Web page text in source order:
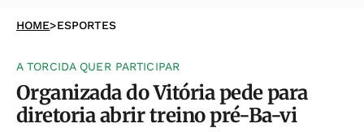
HOME>ESPORTES
A TORCIDA QUER PARTICIPAR
Organizada do Vitória pede para
diretoria abrir treino pré-Ba-vi